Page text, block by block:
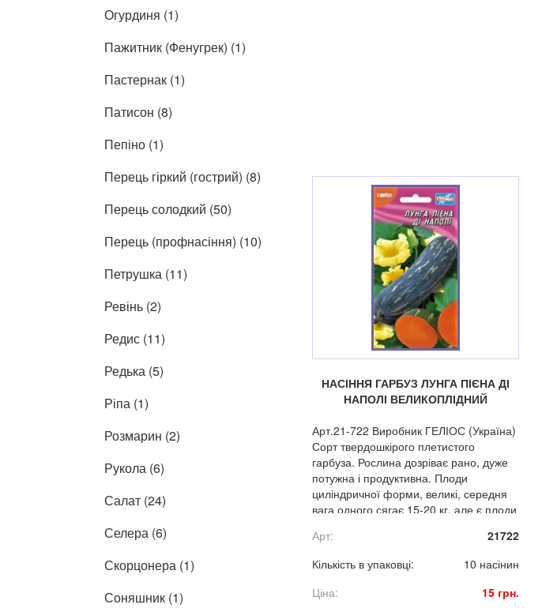
Огурдиня (1)
Пажитник (Фенугрек) (1)
Пастернак (1)
Патисон (8)
Пепіно (1)
Перець гіркий (гострий) (8)
Перець солодкий (50)
Перець (профнасіння) (10)
Петрушка (11)
Ревінь (2)
Редис (11)
Редька (5)
Ріпа (1)
Розмарин (2)
Рукола (6)
Салат (24)
Селера (6)
Скорцонера (1)
Соняшник (1)
НАСІННЯ ГАРБУЗ ЛУНГА ПІЄНА ДІ
НАПОЛІ ВЕЛИКОПЛІДНИЙ
Арт.21-722 Виробник ГЕЛІОС (Україна)
Сорт твердошкірого плетистого
гарбуза. Рослина дозріває рано, дуже
потужна і продуктивна. Плоди
циліндричної форми, великі, середня
вага одного сягає 15-20 кг, але є плоди
зеленого кольору з помаранчевими
оранжевого кольору, з відмінним
смаком. Насіннева камера маленька,
розміщена в кінці плода. Має високі
Арт:
21722
Кількість в упаковці:
10 насінин
Ціна:
15 грн.